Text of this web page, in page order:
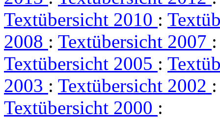
Textübersicht 2010 :
2008 : Textübersicht 2007
Textübersicht 2005 :
2003 : Textübersicht 2002
Textübersicht 2000 :